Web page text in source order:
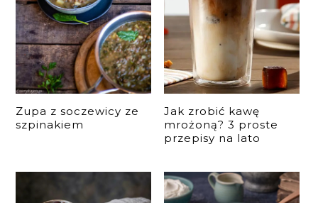
Zupa z soczewicy ze
szpinakiem
Jak zrobić kawę
mrożoną? 3 proste
przepisy na lato